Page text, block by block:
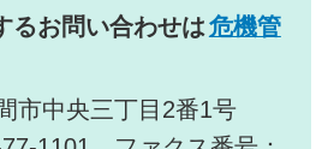
るお問い合わせは危機管
市中央三丁目2番1号